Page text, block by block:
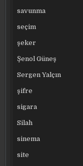
savunma
seçim
şeker
Şenol Güneş
Sergen Yalçın
şifre
sigara
Silah
sinema
site